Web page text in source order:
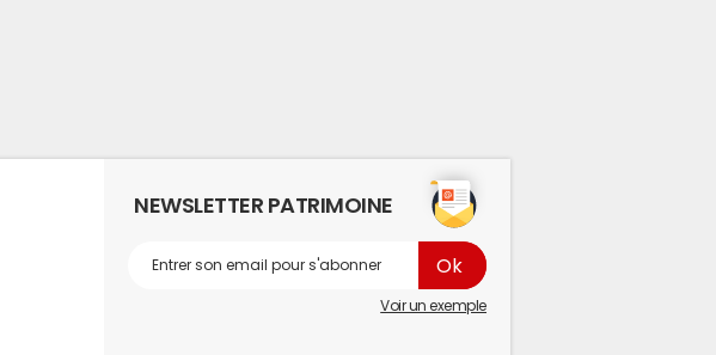
NEWSLETTER PATRIMOINE
Voir un exemple